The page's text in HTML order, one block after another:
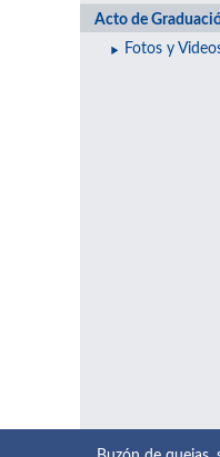
Acto de
Fotos y